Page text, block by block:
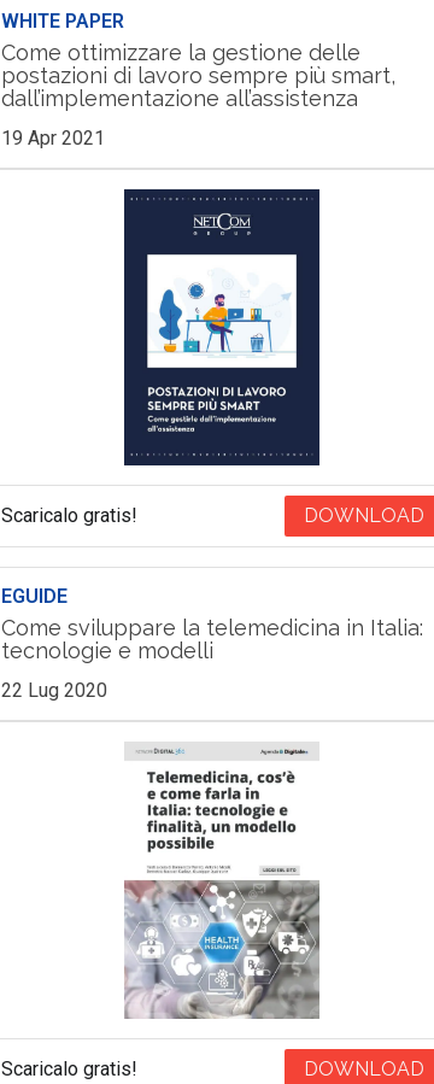
WHITE PAPER
Come ottimizzare la gestione delle
postazioni di lavoro sempre più smart,
dall’implementazione all’assistenza
19 Apr 2021
Scaricalo gratis! DOWNLOAD
EGUIDE
Come sviluppare la telemedicina in Italia:
tecnologie e modelli
22 Lug 2020
Scaricalo gratis! DOWNLOAD